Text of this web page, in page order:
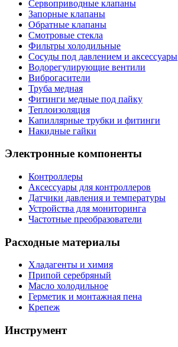
Сервоприводные клапаны
Запорные клапаны
Обратные клапаны
Смотровые стекла
Фильтры холодильные
Сосуды под давлением и аксессуары
Водорегулирующие вентили
Виброгасители
Труба медная
Фитинги медные под пайку
Теплоизоляция
Капиллярные трубки и фитинги
Накидные гайки
Электронные компоненты
Контроллеры
Аксессуары для контроллеров
Датчики давления и температуры
Устройства для мониторинга
Частотные преобразователи
Расходные материалы
Хладагенты и химия
Припой серебряный
Масло холодильное
Герметик и монтажная пена
Крепеж
Инструмент